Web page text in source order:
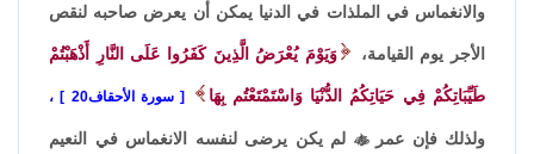
والانغماس في الملذات في الدنيا يمكن أن يعرض صاحبه لنقص
الأجر يوم القيامة، وَيَوْمَ يُعْرَضُ الَّذِينَ كَفَرُوا عَلَى النَّارِ أَذْهَبْتُمْ
طَيِّبَاتِكُمْ فِي حَيَاتِكُمُ الدُّنْيَا وَاسْتَمْتَعْتُم بِهَا سورة الأحقاف20 ،
ولذلك فإن عمر لم يكن يرضى لنفسه الانغماس في النعيم